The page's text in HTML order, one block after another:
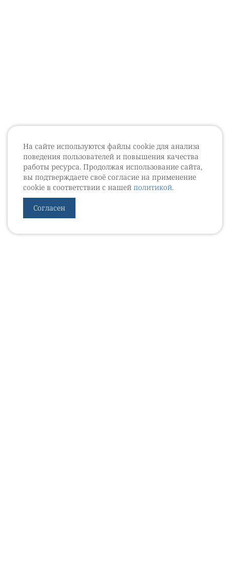
На сайте используются файлы cookie для анализа
поведения пользователей и повышения качества
работы ресурса. Продолжая использование сайта,
вы подтверждаете своё согласие на применение
cookie в соответствии с нашей политикой.
Согласен